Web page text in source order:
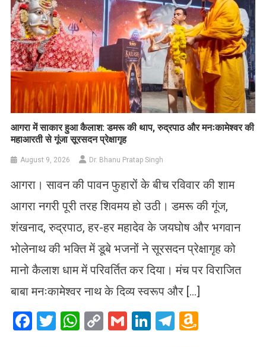
आगरा में साकार हुआ कैलाश: डमरू की थाप, रुद्रपाठ और मनःकामेश्वर की
महाआरती से गूंजा सूरसदन प्रेक्षागृह
August 9, 2026 Dr. Bhanu Pratap Singh
आगरा। सावन की पावन फुहारों के बीच रविवार की शाम
आगरा नगरी पूरी तरह शिवमय हो उठी। डमरू की गूंज,
शंखनाद, रुद्रपाठ, हर-हर महादेव के जयघोष और भगवान
भोलेनाथ की भक्ति में डूबे भजनों ने सूरसदन प्रेक्षागृह को
मानो कैलाश धाम में परिवर्तित कर दिया। मंच पर विराजित
बाबा मनःकामेश्वर नाथ के दिव्य स्वरूप और […]
Facebook
Twitter
WhatsApp
CopyGmailLinkedIn
Telegram